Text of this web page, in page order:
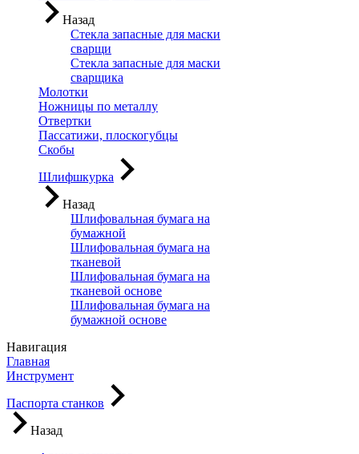
Назад
Стекла запасные для маски
сварщи
Стекла запасные для маски
сварщика
Молотки
Ножницы по металлу
Отвертки
Пассатижи, плоскогубцы
Скобы
Шлифшкурка
Назад
Шлифовальная бумага на
бумажной
Шлифовальная бумага на
тканевой
Шлифовальная бумага на
тканевой основе
Шлифовальная бумага на
бумажной основе
Навигация
Главная
Инструмент
Паспорта станков
Назад